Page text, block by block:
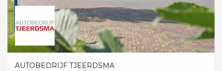
AUTOBEDRIJF TJEERDSMA